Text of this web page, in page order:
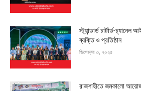
স্ট্যান্ডার্ড চার্টার্ড-
ব্যক্তি ও প্রতিষ্ঠান
ডিসেম্বর ৩, ২০২৫
রাজশাহীতে জমকালো